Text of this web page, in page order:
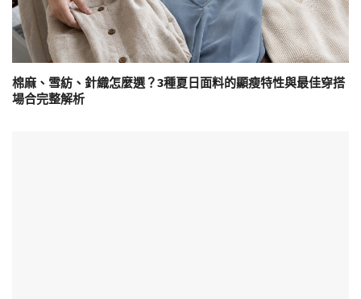
棉麻、雪紡、針織怎麼選？3種夏日面料的顯瘦特性與最佳穿搭
場合完整解析